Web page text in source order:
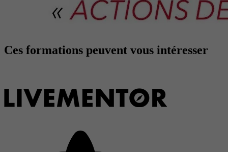
Ces formations peuvent vous intéresser